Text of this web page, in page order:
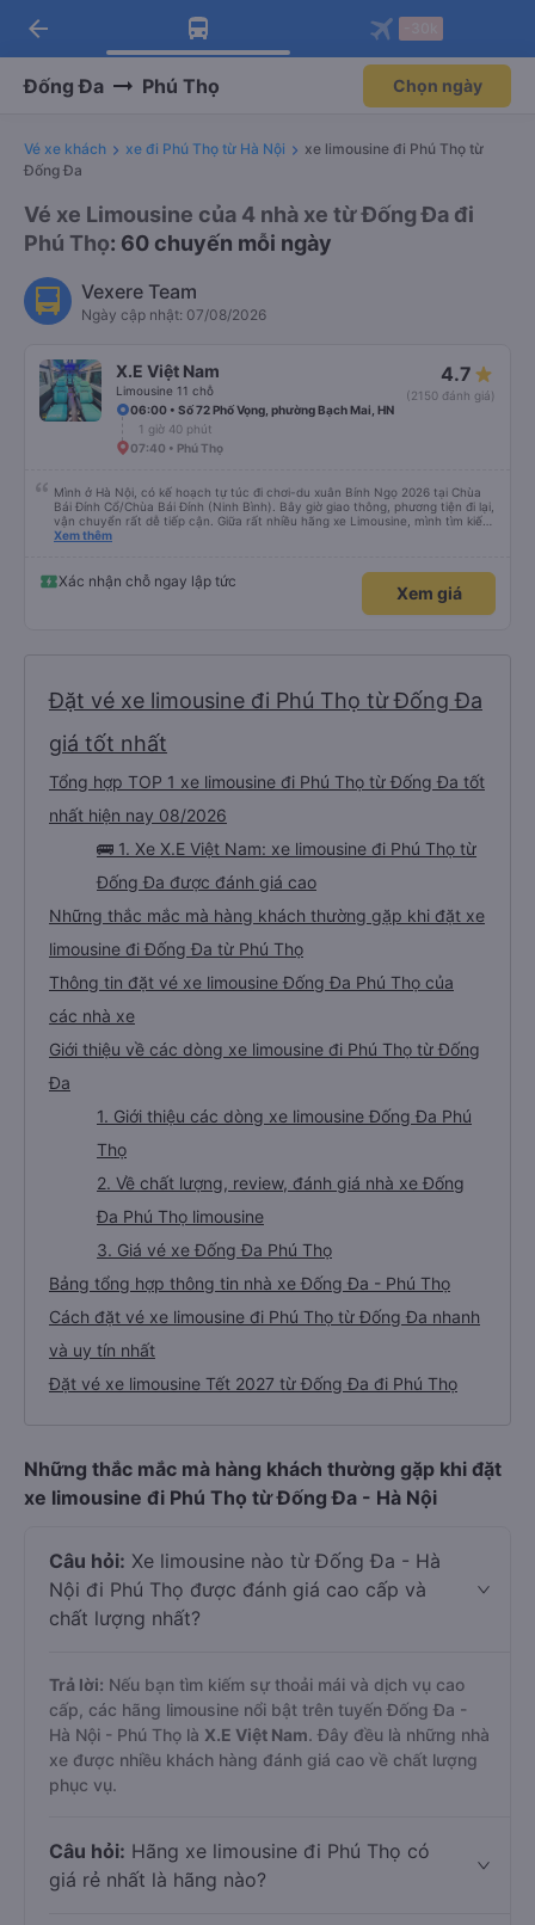
Tải app Vexere ngay!
Nhận ưu đãi thành viên độc
Mở app
Tải app Vexere
-30k/ghế khi đặt vé máy bay qua
Mở app
arrow_back
Đống Đa Phú Thọ Chọn ngày
Vé xe khách xe đi Phú Thọ từ Hà Nội
xe limousine đi Phú Thọ từ
Đống Đa
Vé xe Limousine của 4 nhà xe từ Đống Đa đi
Phú Thọ: 60 chuyến mỗi ngày
Vexere Team
Ngày cập nhật: 07/08/2026
X.E Việt Nam
Limousine 11 chỗ
4.7
(2150 đánh giá)
06:00 • Số 72 Phố Vọng, phường Bạch Mai, HN
1 giờ 40 phút
07:40 • Phú Thọ
Mình ở Hà Nội, có kế hoạch tự túc đi chơi-du xuân Bính Ngọ 2026 tại Chùa
Bái Đính Cổ/Chùa Bái Đính (Ninh Bình). Bây giờ giao thông, phương tiện đi lại,
vận chuyển rất dễ tiếp cận. Giữa rất nhiều hãng xe Limousine, mình tìm kiếm
trên Vexere và chốt được lịch phù hợp với hãng xe X.E Việt Nam. Giá vé lượt
phường Hoa Lư đến Chùa Bái Đính, phường Tây Hoa Lư khoảng cách là
~20km, hãng nhiệt tình đưa đón dù chỉ là 1 người, đưa đón 2 chiều bằng xe
trung chuyển với khoảng cách tổng là 40km mà phí thu thêm chỉ có
Xem thêm
Xác nhận chỗ ngay lập tức
Xem giá
Đặt vé xe limousine đi Phú Thọ từ Đống Đa
giá tốt nhất
Tổng hợp TOP 1 xe limousine đi Phú Thọ từ Đống Đa tốt
nhất hiện nay 08/2026
🚌 1. Xe X.E Việt Nam: xe limousine đi Phú Thọ từ
Đống Đa được đánh giá cao
Những thắc mắc mà hàng khách thường gặp khi đặt xe
limousine đi Đống Đa từ Phú Thọ
Thông tin đặt vé xe limousine Đống Đa Phú Thọ của
các nhà xe
Giới thiệu về các dòng xe limousine đi Phú Thọ từ Đống
Đa
1. Giới thiệu các dòng xe limousine Đống Đa Phú
Thọ
2. Về chất lượng, review, đánh giá nhà xe Đống
Đa Phú Thọ limousine
3. Giá vé xe Đống Đa Phú Thọ
Bảng tổng hợp thông tin nhà xe Đống Đa - Phú Thọ
Cách đặt vé xe limousine đi Phú Thọ từ Đống Đa nhanh
và uy tín nhất
Đặt vé xe limousine Tết 2027 từ Đống Đa đi Phú Thọ
Những thắc mắc mà hàng khách thường gặp khi đặt
xe limousine đi Phú Thọ từ Đống Đa - Hà Nội
Câu hỏi: Xe limousine nào từ Đống Đa - Hà
Nội đi Phú Thọ được đánh giá cao cấp và
chất lượng nhất?
Trả lời: Nếu bạn tìm kiếm sự thoải mái và dịch vụ cao
cấp, các hãng limousine nổi bật trên tuyến Đống Đa -
Hà Nội - Phú Thọ là X.E Việt Nam. Đây đều là những nhà
xe được nhiều khách hàng đánh giá cao về chất lượng
phục vụ.
Câu hỏi: Hãng xe limousine đi Phú Thọ có
giá rẻ nhất là hãng nào?